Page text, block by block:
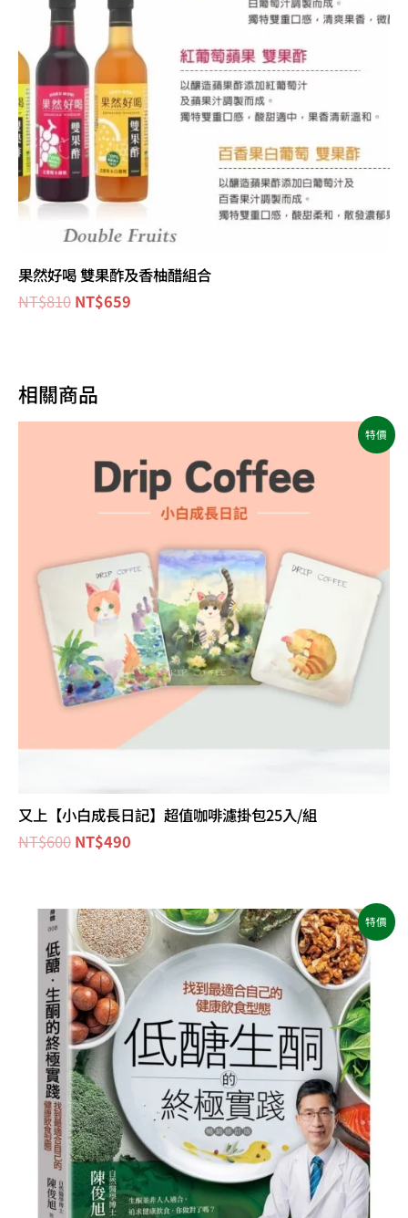
果然好喝 雙果酢及香柚醋組合
NT$810 NT$659
相關商品
特價
又上【小白成長日記】超值咖啡濾掛包25入/組
NT$600
格：
NT$490
價
格：
NT$490。
特價
原
始
價
格：
NT$500。
目
前
價
格：
NT$395。